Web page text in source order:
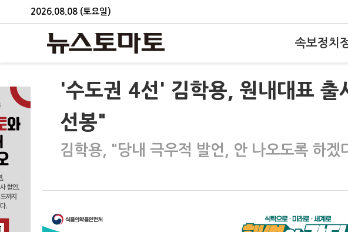
2026.08.08 (토요일)
속보정치
'수도권 4선' 김학용, 원내대표 출
선봉"
김학용, "당내 극우적 발언, 안 나오도록 하겠